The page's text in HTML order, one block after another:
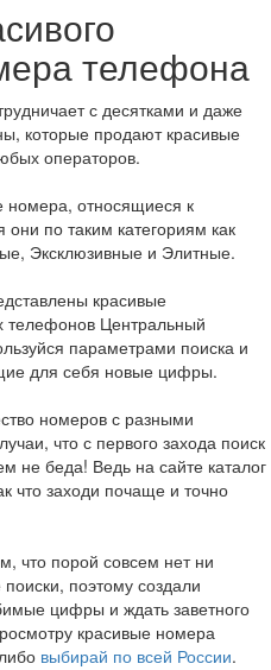
телефона
с десятками и даже
которые продают красивые
операторов.
номера, относящиеся к
они по таким категориям как
Эксклюзивные и Элитные.
красивые
телефонов Центральный
параметрами поиска и
для себя новые цифры.
номеров с разными
что с первого захода поиск
не беда! Ведь на сайте каталог
что заходи почаще и точно
что порой совсем нет ни
поэтому создали
цифры и ждать заветного
красивые номера
выбирай по всей России.